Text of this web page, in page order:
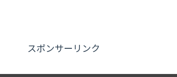
スポンサーリンク